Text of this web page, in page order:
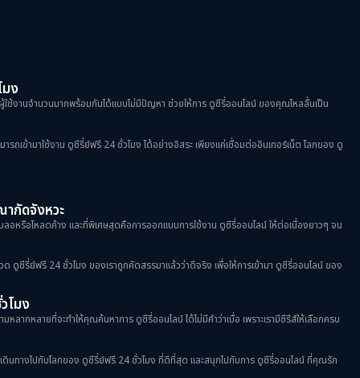
ดูซีรีย์เกาหลี (47)
ดูหนังออนไลน์ (2)
พากย์ไทย (8)
ง
ช้งานจำนวนมากพร้อมกันได้แบบไม่มีปัญหา ช่วยให้การ ดูซีรี่ออนไลน์ ของคุณไหลลื่นเป็น
ถเข้ามาใช้งาน ดูซีรี่ย์ฟรี 24 ชั่วโมง ได้อย่างอิสระ เพียงแค่เชื่อมต่ออินเทอร์เน็ต โลกของ ดู
กัดจังหวะ
หรือโหลดค้าง และที่พิเศษสุดคือการออกแบบการใช้งาน ดูซีรี่ออนไลน์ ให้ต่อเนื่องยาวๆ จน
ดูซีรี่ย์ฟรี 24 ชั่วโมง ของเราถูกคัดสรรมาแล้วว่าดีจริง เพื่อให้การเข้ามา ดูซีรี่ออนไลน์ ของ
โมง
กหลายที่จะทำให้คุณค้นหาการ ดูซีรี่ออนไลน์ ได้ไม่มีคำว่าเบื่อ เพราะเรามีซีรีส์ให้เลือกครบ
นทางไปกับโลกของ ดูซีรี่ย์ฟรี 24 ชั่วโมง ที่ดีที่สุด และสนุกไปกับการ ดูซีรี่ออนไลน์ ที่คุณรัก